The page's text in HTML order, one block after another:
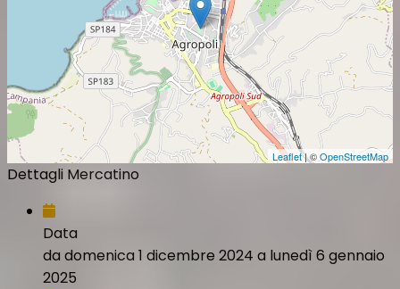
Leaflet| ©OpenStreetMap
Dettagli Mercatino
Data
da domenica 1 dicembre 2024 a lunedì 6 gennaio
2025